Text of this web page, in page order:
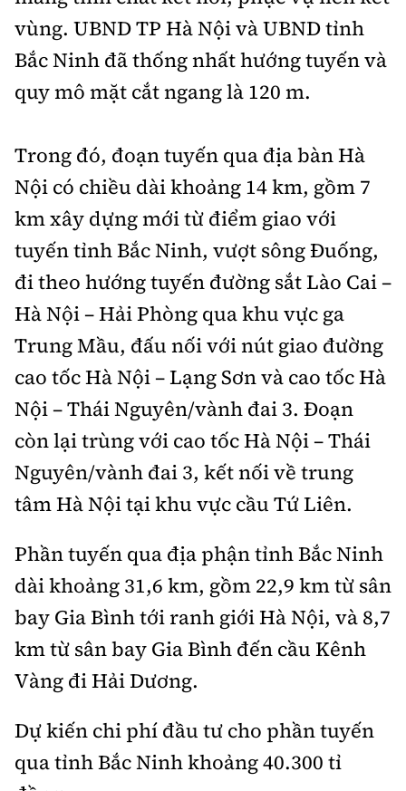
vùng. UBND TP Hà Nội và UBND tỉnh
Bắc Ninh đã thống nhất hướng tuyến và
quy mô mặt cắt ngang là 120 m.
Trong đó, đoạn tuyến qua địa bàn Hà
Nội có chiều dài khoảng 14 km, gồm 7
km xây dựng mới từ điểm giao với
tuyến tỉnh Bắc Ninh, vượt sông Đuống,
đi theo hướng tuyến đường sắt Lào Cai –
Hà Nội – Hải Phòng qua khu vực ga
Trung Mầu, đấu nối với nút giao đường
cao tốc Hà Nội – Lạng Sơn và cao tốc Hà
Nội – Thái Nguyên/vành đai 3. Đoạn
còn lại trùng với cao tốc Hà Nội – Thái
Nguyên/vành đai 3, kết nối về trung
tâm Hà Nội tại khu vực cầu Tứ Liên.
Phần tuyến qua địa phận tỉnh Bắc Ninh
dài khoảng 31,6 km, gồm 22,9 km từ sân
bay Gia Bình tới ranh giới Hà Nội, và 8,7
km từ sân bay Gia Bình đến cầu Kênh
Vàng đi Hải Dương.
Dự kiến chi phí đầu tư cho phần tuyến
qua tỉnh Bắc Ninh khoảng 40.300 tỉ